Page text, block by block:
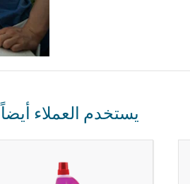
يستخدم العملاء أيضاً